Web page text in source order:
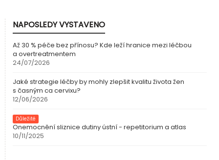
NAPOSLEDY VYSTAVENO
Až 30 % péče bez přínosu? Kde leží hranice mezi léčbou
a overtreatmentem
24/07/2026
Jaké strategie léčby by mohly zlepšit kvalitu života žen
s časným ca cervixu?
12/06/2026
Důležité
Onemocnění sliznice dutiny ústní- repetitorium a atlas
10/11/2025